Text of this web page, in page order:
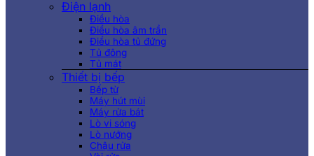
Điện lạnh
Điều hòa
Điều hòa âm trần
Điều hòa tủ đứng
Tủ đông
Tủ mát
Thiết bị bếp
Bếp từ
Máy hút mùi
Máy rửa bát
Lò vi sóng
Lò nướng
Chậu rửa